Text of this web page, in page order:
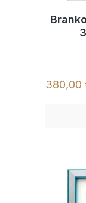
380,00